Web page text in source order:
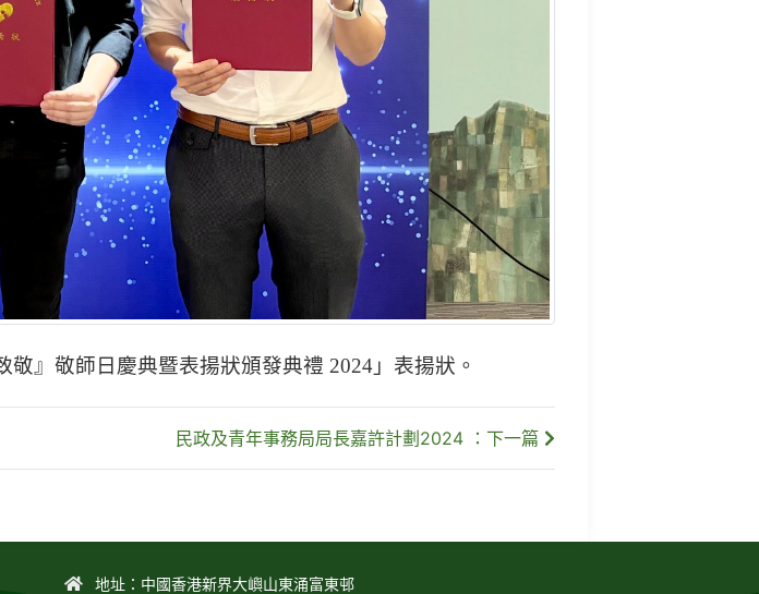
』敬師日慶典暨表揚狀頒發典禮 2024」表揚狀。
民政及青年事務局局長嘉許計劃2024 ：下一篇
地址：中國香港新界大嶼山東涌富東邨